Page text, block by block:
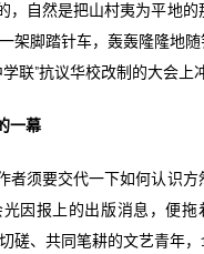
，自然是把山村夷为平地
架脚踏针车，轰轰隆隆地
联”抗议华校改制的大会
一幕
者须要交代一下如何认识
因报上的出版消息，便
磋、共同笔耕的文艺青年，